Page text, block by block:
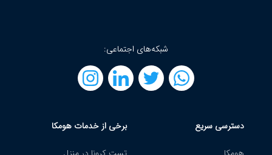
شبکه‌های اجتماعی:
دسترسی سریع برخی از خدمات هومکا